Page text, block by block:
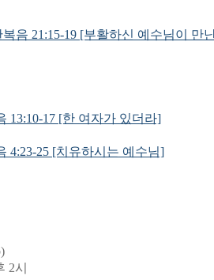
복음 21:15-19 [부활하신 예수님이 만
13:10-17 [한 여자가 있더라]
4:23-25 [치유하시는 예수님]
2시